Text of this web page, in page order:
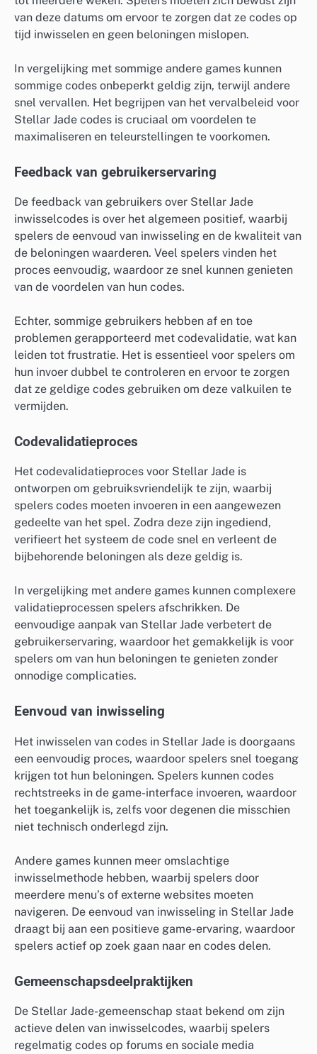
van deze datums om ervoor te zorgen dat ze codes op
tijd inwisselen en geen beloningen mislopen.
In vergelijking met sommige andere games kunnen
sommige codes onbeperkt geldig zijn, terwijl andere
snel vervallen. Het begrijpen van het vervalbeleid voor
Stellar Jade codes is cruciaal om voordelen te
maximaliseren en teleurstellingen te voorkomen.
Feedback van gebruikerservaring
De feedback van gebruikers over Stellar Jade
inwisselcodes is over het algemeen positief, waarbij
spelers de eenvoud van inwisseling en de kwaliteit van
de beloningen waarderen. Veel spelers vinden het
proces eenvoudig, waardoor ze snel kunnen genieten
van de voordelen van hun codes.
Echter, sommige gebruikers hebben af en toe
problemen gerapporteerd met codevalidatie, wat kan
leiden tot frustratie. Het is essentieel voor spelers om
hun invoer dubbel te controleren en ervoor te zorgen
dat ze geldige codes gebruiken om deze valkuilen te
vermijden.
Codevalidatieproces
Het codevalidatieproces voor Stellar Jade is
ontworpen om gebruiksvriendelijk te zijn, waarbij
spelers codes moeten invoeren in een aangewezen
gedeelte van het spel. Zodra deze zijn ingediend,
verifieert het systeem de code snel en verleent de
bijbehorende beloningen als deze geldig is.
In vergelijking met andere games kunnen complexere
validatieprocessen spelers afschrikken. De
eenvoudige aanpak van Stellar Jade verbetert de
gebruikerservaring, waardoor het gemakkelijk is voor
spelers om van hun beloningen te genieten zonder
onnodige complicaties.
Eenvoud van inwisseling
Het inwisselen van codes in Stellar Jade is doorgaans
een eenvoudig proces, waardoor spelers snel toegang
krijgen tot hun beloningen. Spelers kunnen codes
rechtstreeks in de game-interface invoeren, waardoor
het toegankelijk is, zelfs voor degenen die misschien
niet technisch onderlegd zijn.
Andere games kunnen meer omslachtige
inwisselmethode hebben, waarbij spelers door
meerdere menu’s of externe websites moeten
navigeren. De eenvoud van inwisseling in Stellar Jade
draagt bij aan een positieve game-ervaring, waardoor
spelers actief op zoek gaan naar en codes delen.
Gemeenschapsdeelpraktijken
De Stellar Jade-gemeenschap staat bekend om zijn
actieve delen van inwisselcodes, waarbij spelers
regelmatig codes op forums en sociale media